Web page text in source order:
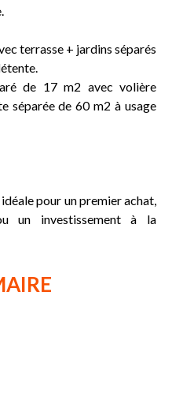
terrasse + jardins séparés
de 17 m2 avec volière
séparée de 60 m2 à usage
pour un premier achat,
un investissement à la